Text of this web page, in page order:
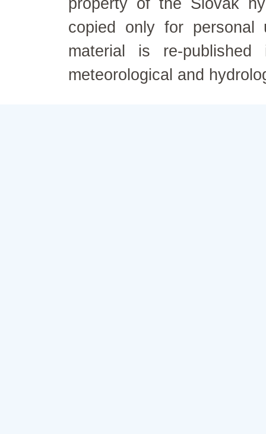
property of the Slovak
copied only for personal
material is re-
meteorological and